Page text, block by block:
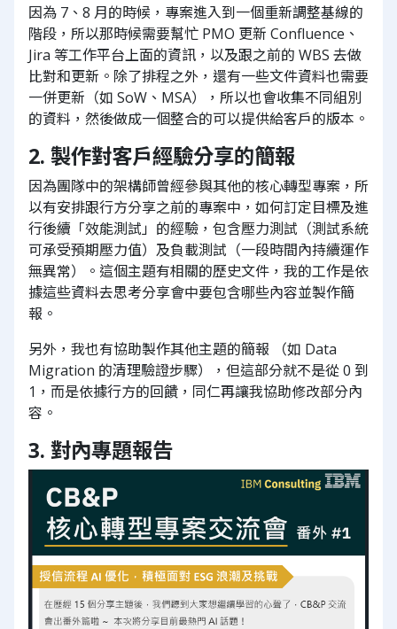
因為 7、8 月的時候，專案進入到一個重新調整基線的
階段，所以那時候需要幫忙 PMO 更新 Confluence、
Jira 等工作平台上面的資訊，以及跟之前的 WBS 去做
比對和更新。除了排程之外，還有一些文件資料也需要
一併更新（如 SoW、MSA），所以也會收集不同組別
的資料，然後做成一個整合的可以提供給客戶的版本。
2. 製作對客戶經驗分享的簡報
因為團隊中的架構師曾經參與其他的核心轉型專案，所
以有安排跟行方分享之前的專案中，如何訂定目標及進
行後續「效能測試」的經驗，包含壓力測試（測試系統
可承受預期壓力值）及負載測試（一段時間內持續運作
無異常）。這個主題有相關的歷史文件，我的工作是依
據這些資料去思考分享會中要包含哪些內容並製作簡
報。
另外，我也有協助製作其他主題的簡報 （如 Data
Migration 的清理驗證步驟），但這部分就不是從 0 到
1，而是依據行方的回饋，同仁再讓我協助修改部分內
容。
3. 對內專題報告